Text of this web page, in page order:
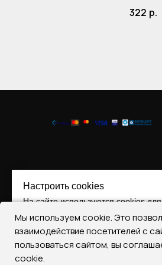
Настроить cookies
На сайте используются cookies
Принять все Отклонить все
322 р.
Мы используем cookie. Это
взаимодействие посетителей с
пользоваться сайтом, вы
cookie.